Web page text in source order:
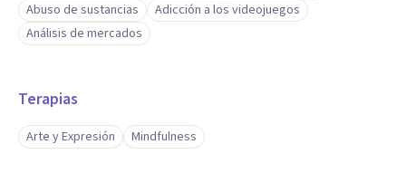
Abuso de sustancias
Adicción a los videojuegos
Análisis de mercados
Terapias
Arte y Expresión Mindfulness